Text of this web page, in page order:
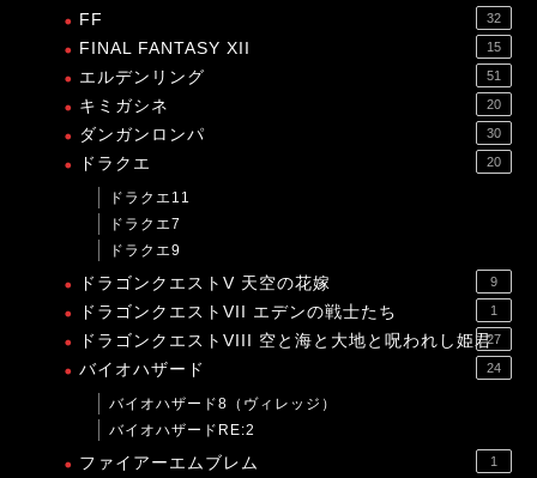
FF 32
FINAL FANTASY XII 15
エルデンリング 51
キミガシネ 20
ダンガンロンパ 30
ドラクエ 20
ドラクエ11
ドラクエ7
ドラクエ9
ドラゴンクエストV 天空の花嫁 9
ドラゴンクエストVII エデンの戦士たち 1
ドラゴンクエストVIII 空と海と大地と呪われし姫君27
バイオハザード 24
バイオハザード8（ヴィレッジ）
バイオハザードRE:2
ファイアーエムブレム 1